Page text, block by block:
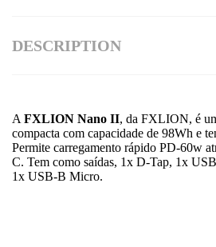
DESCRIPTION
A FXLION Nano II, da FXLION, é
compacta com capacidade de 98Wh e
Permite carregamento rápido PD-60w
C. Tem como saídas, 1x D-Tap, 1x
1x USB-B Micro.